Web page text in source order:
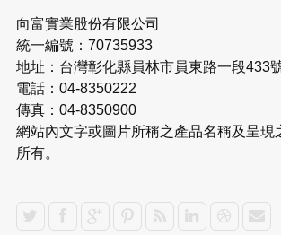
向富實業股份有限公司
統一編號：70735933
地址：台灣彰化縣員林市員東路一段433
電話：04-8350222
傳真：04-8350900
網站內文字或圖片所稱之產品名稱及呈現
所有。